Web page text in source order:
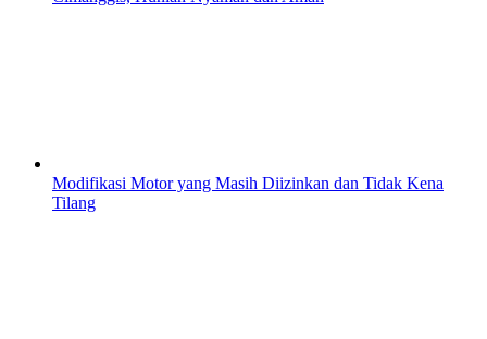
Modifikasi Motor yang Masih Diizinkan dan Tidak Kena
Tilang